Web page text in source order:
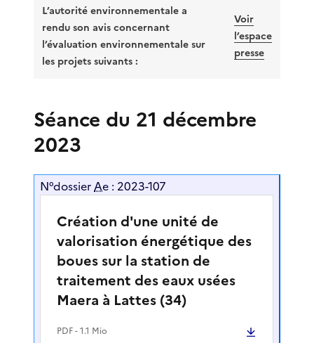
L’autorité environnementale a
rendu son avis concernant
l’évaluation environnementale sur
les projetssuivants :
Voir
l’espace
presse
Séance du 21 décembre
2023
N°dossierAe : 2023-107
Création d'une unité de
valorisation énergétique des
boues sur la station de
traitement des eaux usées
Maera à Lattes (34)
PDF- 1.1 Mio